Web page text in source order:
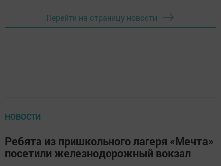
Перейти на страницу новости
НОВОСТИ
Ребята из пришкольного лагеря «Мечта»
посетили железнодорожный вокзал